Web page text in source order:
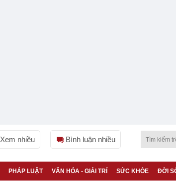
Xem nhiều Bình luận nhiều
PHÁP LUẬT VĂN HÓA - GIẢI TRÍ SỨC KHỎE ĐỜI